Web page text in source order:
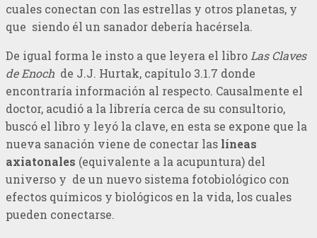
cuales conectan con las estrellas y otros planetas, y
que siendo él un sanador debería hacérsela.
De igual forma le insto a que leyera el libroLas Claves
de Enoch de J.J. Hurtak, capítulo 3.1.7 donde
encontraría información al respecto. Causalmente el
doctor, acudió a la librería cerca de su consultorio,
buscó el libro y leyó la clave, en esta se expone que la
nueva sanación viene de conectar las líneas
axiatonales (equivalente a la acupuntura) del
universo y de un nuevo sistema fotobiológico con
efectos químicos y biológicos en la vida, los cuales
pueden conectarse.